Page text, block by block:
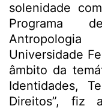
solenidade
Programa
Universidade
âmbito da
Identidades,
Direitos”, fiz